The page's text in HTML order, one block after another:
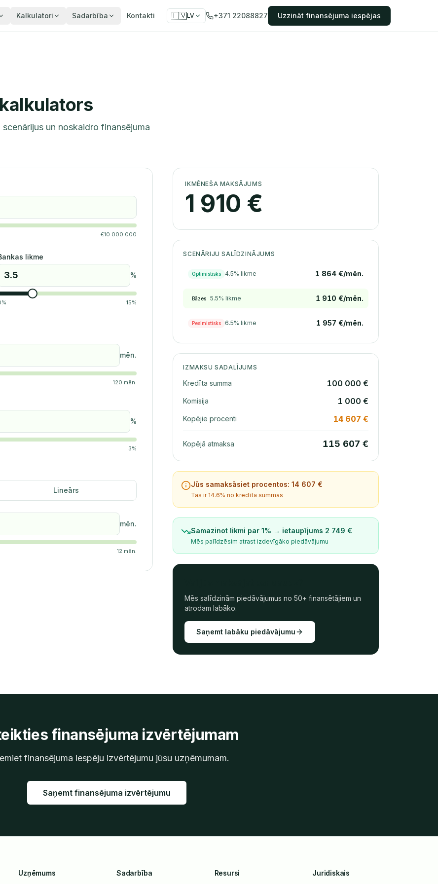
Kalkulatori Sadarbība Kontakti 🇱🇻LV +371 22088827 Uzzināt finansējuma iespējas
un noskaidro finansējuma
€10 000 000
likme
%
% 15%
mēn.
120 mēn.
%
3%
Lineārs
mēn.
12 mēn.
IKMĒNEŠA MAKSĀJUMS
1 910 €
SCENĀRIJU SALĪDZINĀJUMS
Optimistisks 4.5% likme 1 864 €/mēn.
Bāzes 5.5% likme 1 910 €/mēn.
Pesimistisks 6.5% likme 1 957 €/mēn.
IZMAKSU SADALĪJUMS
Kredīta summa 100 000 €
Komisija 1 000 €
Kopējie procenti 14 607 €
Kopējā atmaksa 115 607 €
Jūs samaksāsiet procentos:14 607 €
Tas ir 14.6% no kredīta summas
Samazinot likmi par 1% → ietaupījums 2 749 €
Mēs palīdzēsim atrast izdevīgāko piedāvājumu
Mēs salīdzinām piedāvājumus no 50+ finansētājiem un
atrodam labāko.
Saņemt labāku piedāvājumu
finansējuma izvērtējumam
finansējuma iespēju izvērtējumu jūsu uzņēmumam.
Saņemt finansējuma izvērtējumu
Uzņēmums Sadarbība Resursi Juridiskais